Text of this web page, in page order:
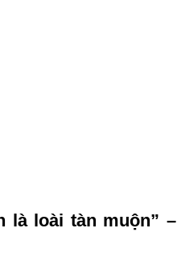
là loài tàn muộn” –